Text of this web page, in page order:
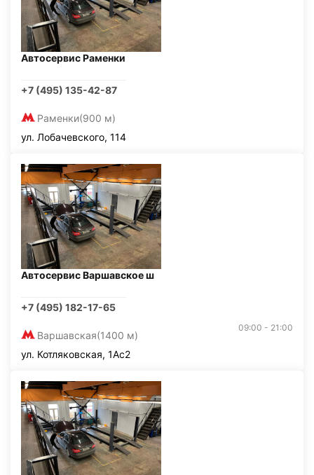
Автосервис Раменки
+7 (495) 135-42-87
Раменки(900 м)
ул. Лобачевского, 114
Автосервис Варшавское ш
+7 (495) 182-17-65
Варшавская(1400 м)
09:00 - 21:00
ул. Котляковская, 1Ас2